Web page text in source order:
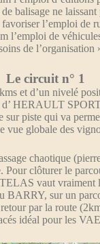
balisage ne laissant
l’emploi de
l’emploi de
de l’organisation
Le circuit n° 1
et d’un nivelé
HERAULT
sur piste qui va
vue globale des
chaotique
Pour clôturer le
vaut vraiment
BARRY, sur un
par la route
idéal pour les